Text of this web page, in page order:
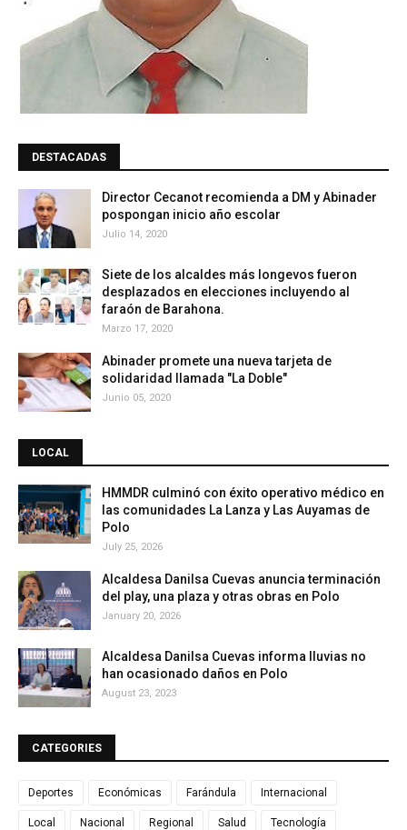
DESTACADAS
Director Cecanot recomienda a DM y Abinader
pospongan inicio año escolar
Julio 14, 2020
Siete de los alcaldes más longevos fueron
desplazados en elecciones incluyendo al
faraón de Barahona.
Marzo 17, 2020
Abinader promete una nueva tarjeta de
solidaridad llamada "La Doble"
Junio 05, 2020
LOCAL
HMMDR culminó con éxito operativo médico en
las comunidades La Lanza y Las Auyamas de
Polo
July 25, 2026
Alcaldesa Danilsa Cuevas anuncia terminación
del play, una plaza y otras obras en Polo
January 20, 2026
Alcaldesa Danilsa Cuevas informa lluvias no
han ocasionado daños en Polo
August 23, 2023
CATEGORIES
Deportes Económicas Farándula Internacional
Local Nacional Regional Salud Tecnología